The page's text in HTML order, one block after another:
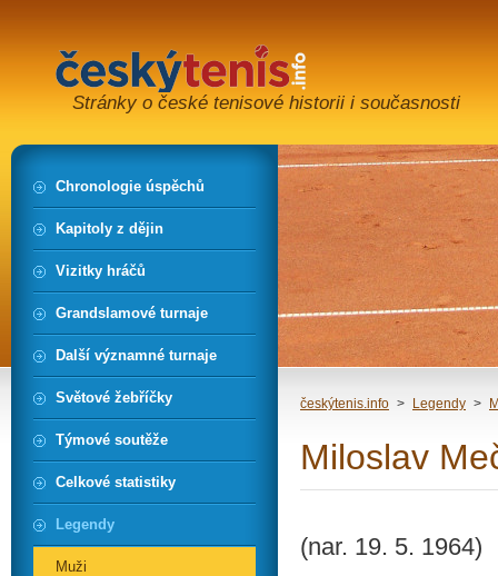
Stránky o české tenisové historii i současnosti
českýtenis.info > Legendy >
Miloslav
(nar. 19. 5. 1964)
Chronologie úspěchů
Kapitoly z dějin
Vizitky hráčů
Grandslamové turnaje
Další významné turnaje
Světové žebříčky
Týmové soutěže
Celkové statistiky
Legendy
Muži